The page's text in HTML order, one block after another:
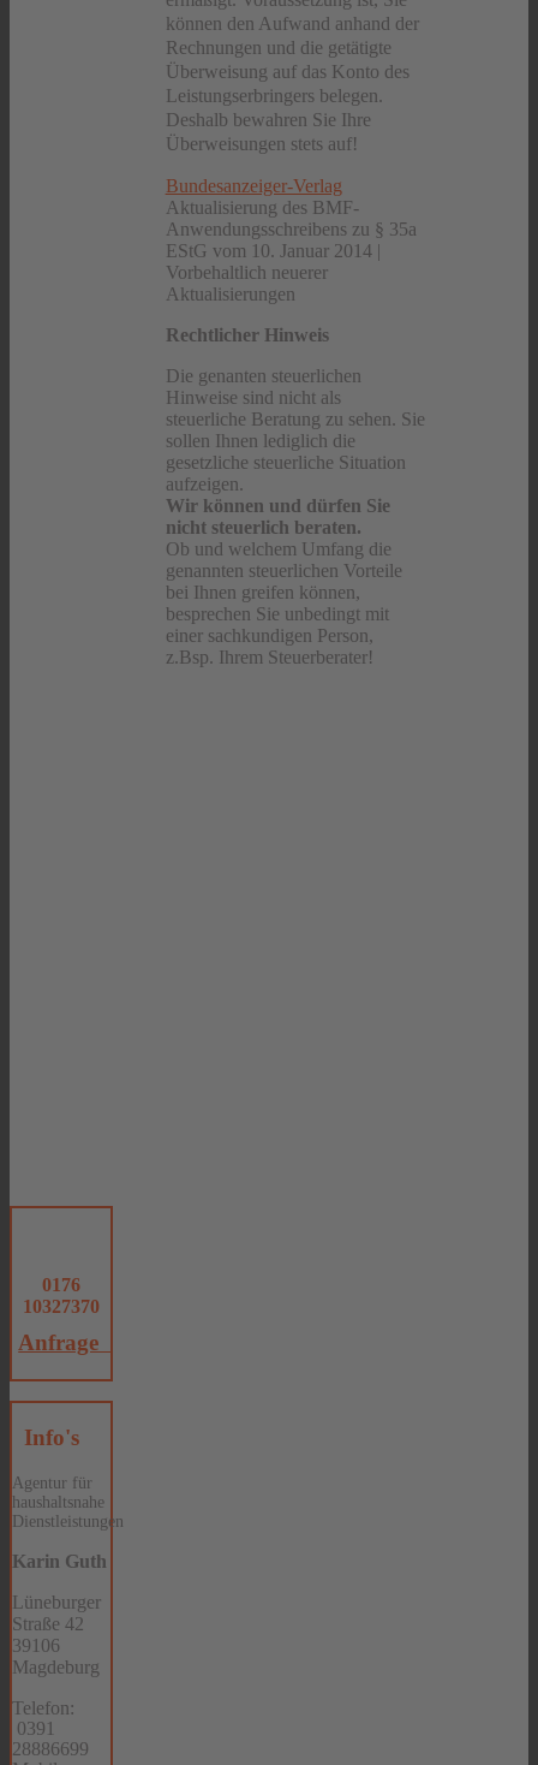
können den Aufwand anhand der
Rechnungen und die getätigte
Überweisung auf das Konto des
Leistungserbringers belegen.
Deshalb bewahren Sie Ihre
Überweisungen stets auf!
Bundesanzeiger-Verlag
Aktualisierung des BMF-
Anwendungsschreibens zu § 35a
EStG vom 10. Januar 2014 |
Vorbehaltlich neuerer
Aktualisierungen
Rechtlicher Hinweis
Die genanten steuerlichen
Hinweise sind nicht als
steuerliche Beratung zu sehen. Sie
sollen Ihnen lediglich die
gesetzliche steuerliche Situation
aufzeigen.
Wir können und dürfen Sie
nicht steuerlich beraten.
Ob und welchem Umfang die
genannten steuerlichen Vorteile
bei Ihnen greifen können,
besprechen Sie unbedingt mit
einer sachkundigen Person,
z.Bsp. Ihrem Steuerberater!
0176
10327370
Anfrage
Info's
Agentur für
haushaltsnahe
Dienstleistungen
Karin Guth
Lüneburger
Straße 42
39106
Magdeburg
Telefon:
0391
28886699